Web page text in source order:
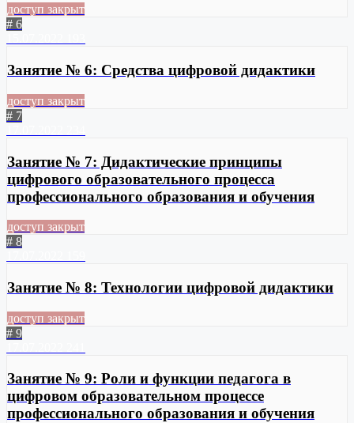
доступ закрыт
# 6
Занятие № 6: Средства цифровой дидактики
доступ закрыт
# 7
Занятие № 7: Дидактические принципы
цифрового образовательного процесса
профессионального образования и обучения
доступ закрыт
# 8
Занятие № 8: Технологии цифровой дидактики
доступ закрыт
# 9
Занятие № 9: Роли и функции педагога в
цифровом образовательном процессе
профессионального образования и обучения